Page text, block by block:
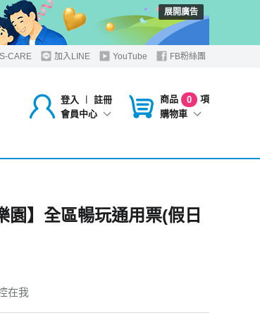
展開廣告
S-CARE 加入LINE YouTube FB粉絲團
登入 ︱
註冊
會員中心
商品 0
項
購物車
園】全區暢玩通用票(假日
在我